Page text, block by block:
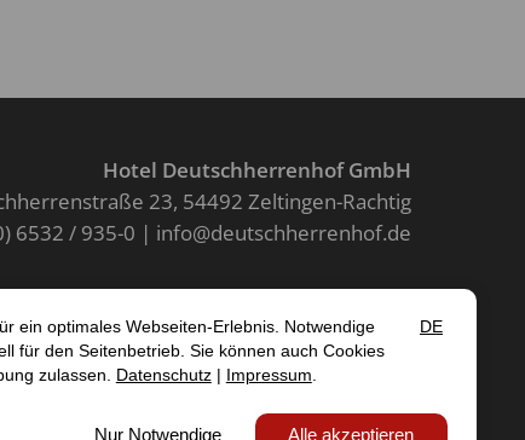
Hotel Deutschherrenhof GmbH
23 54492 Zeltingen-Rachtig
6532 / 935-0
info@deutschherrenhof.de